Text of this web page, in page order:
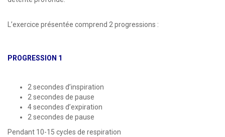
L’exercice présentée comprend 2 progressions :
PROGRESSION 1
2 secondes d’inspiration
2 secondes de pause
4 secondes d’expiration
2 secondes de pause
Pendant 10-15 cycles de respiration